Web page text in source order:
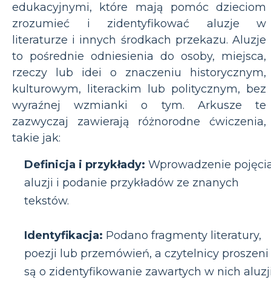
edukacyjnymi, które mają pomóc dzieciom
zrozumieć i zidentyfikować aluzje w
literaturze i innych środkach przekazu. Aluzje
to pośrednie odniesienia do osoby, miejsca,
rzeczy lub idei o znaczeniu historycznym,
kulturowym, literackim lub politycznym, bez
wyraźnej wzmianki o tym. Arkusze te
zazwyczaj zawierają różnorodne ćwiczenia,
takie jak:
Definicja i przykłady: Wprowadzenie
aluzji i podanie przykładów ze znanych
tekstów.
Identyfikacja: Podano fragmenty literatury,
poezji lub przemówień, a czytelnicy proszeni
są o zidentyfikowanie zawartych w nich